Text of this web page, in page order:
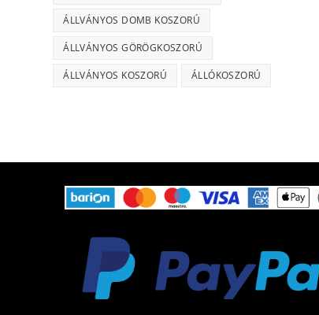
ÁLLVÁNYOS DOMB KOSZORÚ
ÁLLVÁNYOS GÖRÖGKOSZORÚ
ÁLLVÁNYOS KOSZORÚ ÁLLÓKOSZORÚ